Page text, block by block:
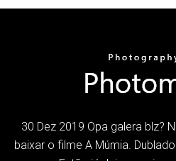
30 Dez 2019 Opa galera blz?
baixar o filme A Múmia.